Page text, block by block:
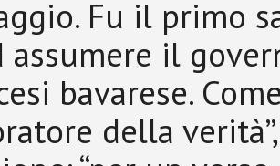
Fu il primo
assumere il
bavarese.
della